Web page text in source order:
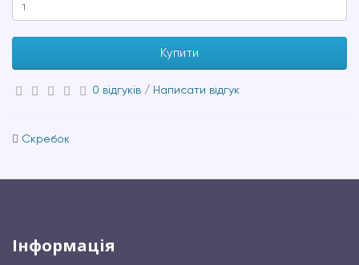
Купити
0 відгуків / Написати відгук
Скребок
Інформація